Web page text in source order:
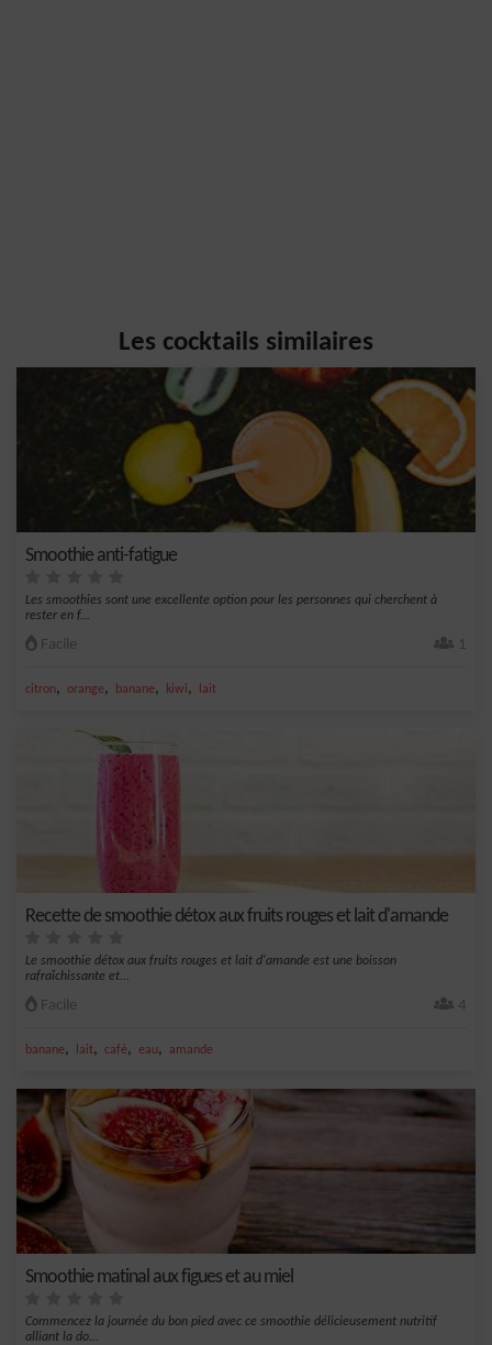
Les cocktails similaires
Smoothie anti-fatigue
Les smoothies sont une excellente option pour les personnes qui cherchent à
rester en f...
Facile 1
citron, orange, banane, kiwi, lait
Recette de smoothie détox aux fruits rouges et lait d'amande
Le smoothie détox aux fruits rouges et lait d'amande est une boisson
rafraîchissante et...
Facile 4
banane, lait, café, eau, amande
Smoothie matinal aux figues et au miel
Commencez la journée du bon pied avec ce smoothie délicieusement nutritif
alliant la do...